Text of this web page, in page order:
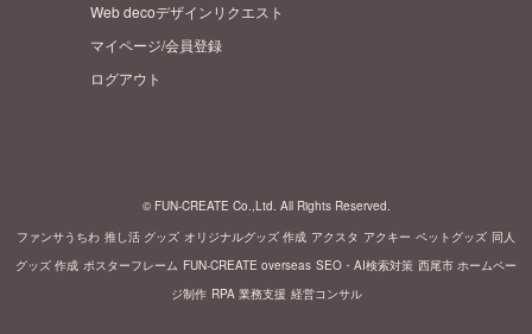
Web decoデザインリクエスト
マイページ/会員登録
ログアウト
© FUN-CREATE Co.,Ltd. All Rights Reserved.
ファンサうちわ 推し活 グッズ オリジナルグッズ 作成 アクスタ アクキー ペットグッズ 同人
グッズ 作成 ポスターフレーム FUN-CREATE overseas SEO・AI検索対策 西尾市 ホームペー
ジ制作 RPA 業務支援 経営コンサル